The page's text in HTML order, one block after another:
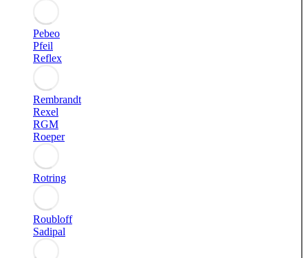
Pebeo
Pfeil
Reflex
Rembrandt
Rexel
RGM
Roeper
Rotring
Roubloff
Sadipal